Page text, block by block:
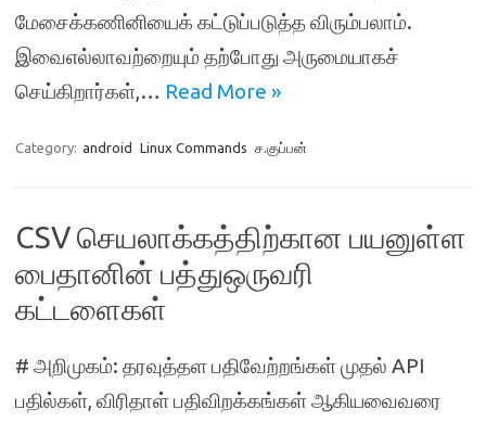
மேசைக்கணினியைக் கட்டுப்படுத்த விரும்பலாம்.
இவைஎல்லாவற்றையும் தற்போது அருமையாகச்
செய்கிறார்கள்,… Read More »
Category: android Linux Commands ச.குப்பன்
CSV செயலாக்கத்திற்கான பயனுள்ள
பைதானின் பத்துஒருவரி
கட்டளைகள்
# அறிமுகம்: தரவுத்தள பதிவேற்றங்கள் முதல் API
பதில்கள், விரிதாள் பதிவிறக்கங்கள் ஆகியவைவரை